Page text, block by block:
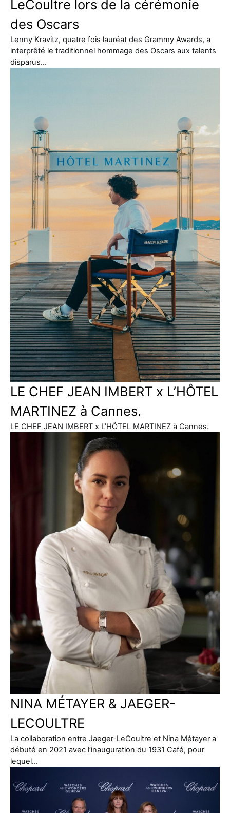
LeCoultre lors de la cérémonie
des Oscars
Lenny Kravitz, quatre fois lauréat des Grammy Awards, a
interprêté le traditionnel hommage des Oscars aux talents
disparus…
LE CHEF JEAN IMBERT x L’HÔTEL
MARTINEZ à Cannes.
LE CHEF JEAN IMBERT x L’HÔTEL MARTINEZ à Cannes.
NINA MÉTAYER & JAEGER-
LECOULTRE
La collaboration entre Jaeger-LeCoultre et Nina Métayer a
débuté en 2021 avec l’inauguration du 1931 Café, pour
lequel…